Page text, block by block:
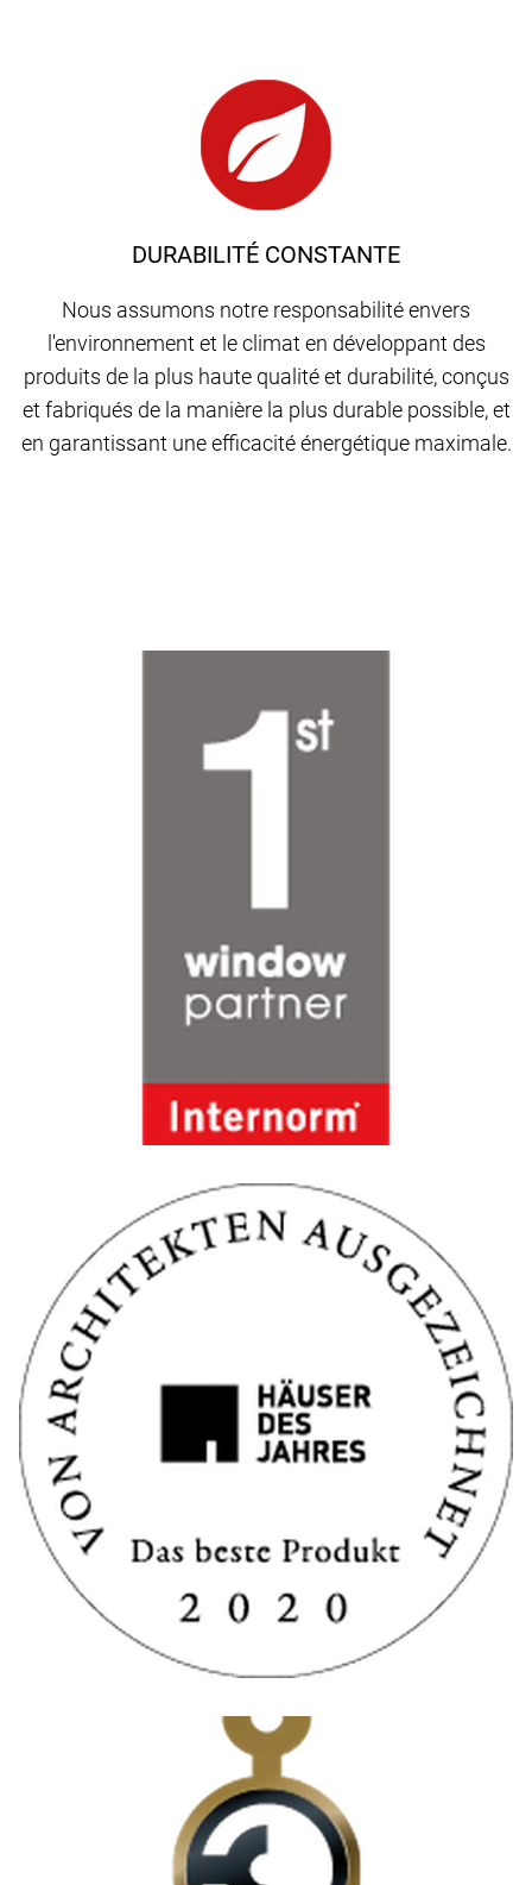
DURABILITÉ CONSTANTE
Nous assumons notre responsabilité envers
l'environnement et le climat en développant des
produits de la plus haute qualité et durabilité, conçus
et fabriqués de la manière la plus durable possible, et
en garantissant une efficacité énergétique maximale.